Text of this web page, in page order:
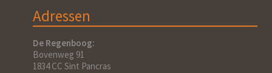
Adressen
De Regenboog:
Bovenweg 91
1834 CC Sint Pancras